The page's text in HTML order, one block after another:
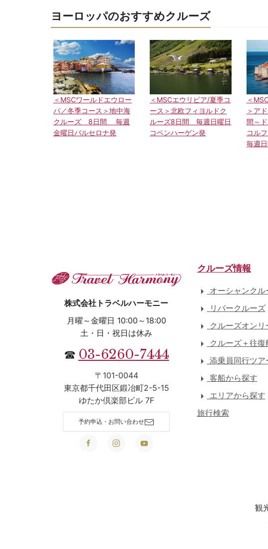
ヨーロッパのおすすめクルーズ
＜MSCワールドエウロー
パ／冬季コース＞地中海
クルーズ 8日間 毎週
金曜日バルセロナ発
＜MSCエウリビア/夏季コ
ース＞北欧フィヨルドク
ルーズ8日間 毎週日曜日
コペンハーゲン発
＜
＞ア
間～
コル
毎週
株式会社トラベルハーモニー
月曜～金曜日 10:00～18:00
土・日・祝日は休み
☎ 03-6260-7444
〒101-0044
東京都千代田区鍛冶町2-5-15
ゆたか倶楽部ビル 7F
予約申込・お問い合わせ
クルーズ情報
オーシャンクル
リバークルーズ
クルーズオンリ
クルーズ＋往
添乗員同行ツア
客船から探す
エリアから探す
旅行検索
観